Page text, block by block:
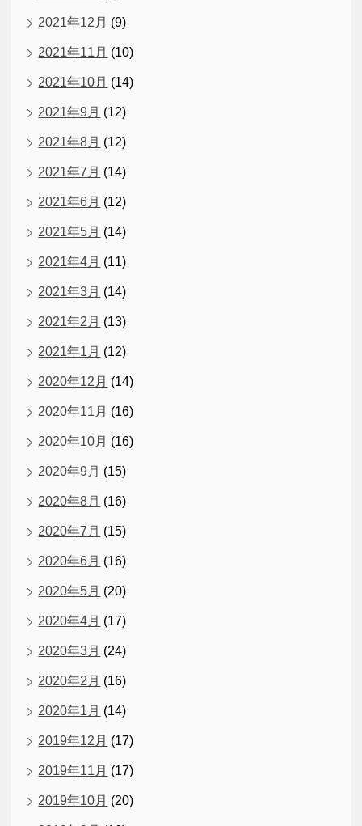
2021年12月 (9)
2021年11月 (10)
2021年10月 (14)
2021年9月 (12)
2021年8月 (12)
2021年7月 (14)
2021年6月 (12)
2021年5月 (14)
2021年4月 (11)
2021年3月 (14)
2021年2月 (13)
2021年1月 (12)
2020年12月 (14)
2020年11月 (16)
2020年10月 (16)
2020年9月 (15)
2020年8月 (16)
2020年7月 (15)
2020年6月 (16)
2020年5月 (20)
2020年4月 (17)
2020年3月 (24)
2020年2月 (16)
2020年1月 (14)
2019年12月 (17)
2019年11月 (17)
2019年10月 (20)